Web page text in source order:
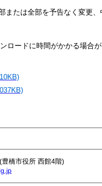
または全部を予告なく変更
ロードに時間がかかる場合が
橋市役所 西館4階)